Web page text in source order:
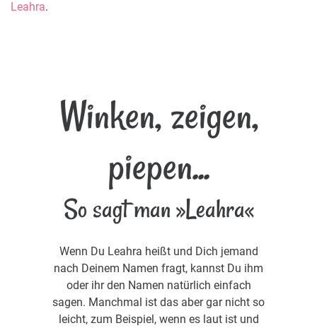
Leahra.
Winken, zeigen,
piepen...
So sagt man »Leahra«
Wenn Du Leahra heißt und Dich jemand
nach Deinem Namen fragt, kannst Du ihm
oder ihr den Namen natürlich einfach
sagen. Manchmal ist das aber gar nicht so
leicht, zum Beispiel, wenn es laut ist und